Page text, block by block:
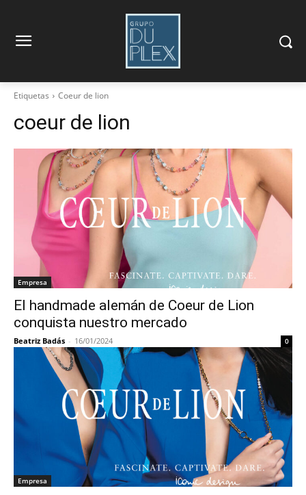
Etiquetas Coeur de lion
coeur de lion
Empresa
El handmade alemán de Coeur de Lion
conquista nuestro mercado
Beatriz Badás - 16/01/2024 0
Empresa